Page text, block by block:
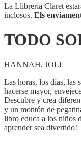
La Llibreria Claret
inclosos. Els
TODO
HANNAH, JOLI
Las horas, los días, las
hacerse mayor,
Descubre y crea
y un montón de
libro educa a los niños
aprender sea divertido!